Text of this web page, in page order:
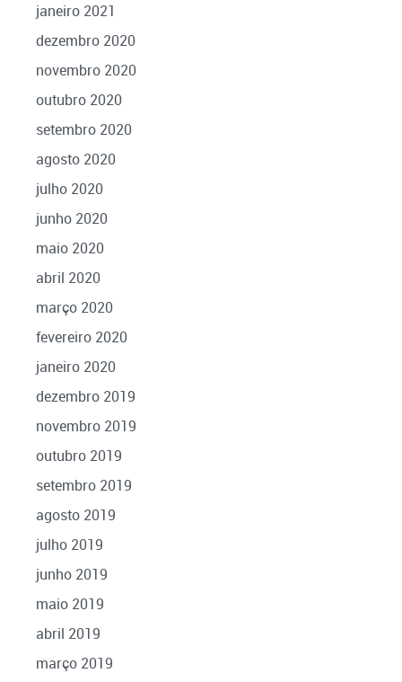
janeiro 2021
dezembro 2020
novembro 2020
outubro 2020
setembro 2020
agosto 2020
julho 2020
junho 2020
maio 2020
abril 2020
março 2020
fevereiro 2020
janeiro 2020
dezembro 2019
novembro 2019
outubro 2019
setembro 2019
agosto 2019
julho 2019
junho 2019
maio 2019
abril 2019
março 2019